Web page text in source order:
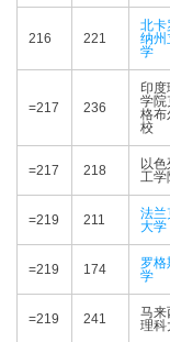
216 221
北卡
纳州
学
=217 236
印度
学院
格布
校
=217 218
以色
工学
=219 211
法兰
大学
=219 174
罗格
学
=219 241
马来
理科